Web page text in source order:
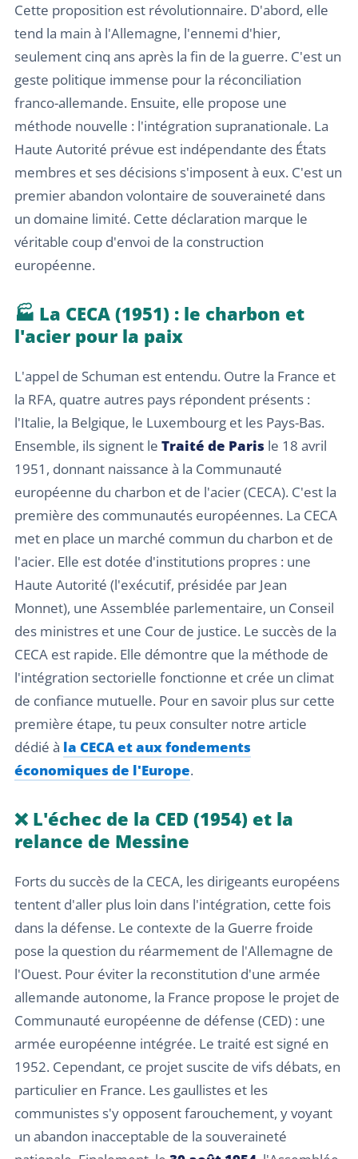
Cette proposition est révolutionnaire. D'abord, elle
tend la main à l'Allemagne, l'ennemi d'hier,
seulement cinq ans après la fin de la guerre. C'est un
geste politique immense pour la réconciliation
franco-allemande. Ensuite, elle propose une
méthode nouvelle : l'intégration supranationale. La
Haute Autorité prévue est indépendante des États
membres et ses décisions s'imposent à eux. C'est un
premier abandon volontaire de souveraineté dans
un domaine limité. Cette déclaration marque le
véritable coup d'envoi de la construction
européenne.
🏭 La CECA (1951) : le charbon et
l'acier pour la paix
L'appel de Schuman est entendu. Outre la France et
la RFA, quatre autres pays répondent présents :
l'Italie, la Belgique, le Luxembourg et les Pays-Bas.
Ensemble, ils signent le Traité de Paris le 18 avril
1951, donnant naissance à la Communauté
européenne du charbon et de l'acier (CECA). C'est la
première des communautés européennes. La CECA
met en place un marché commun du charbon et de
l'acier. Elle est dotée d'institutions propres : une
Haute Autorité (l'exécutif, présidée par Jean
Monnet), une Assemblée parlementaire, un Conseil
des ministres et une Cour de justice. Le succès de la
CECA est rapide. Elle démontre que la méthode de
l'intégration sectorielle fonctionne et crée un climat
de confiance mutuelle. Pour en savoir plus sur cette
première étape, tu peux consulter notre article
dédié à la CECA et aux fondements
économiques de l'Europe.
❌ L'échec de la CED (1954) et la
relance de Messine
Forts du succès de la CECA, les dirigeants européens
tentent d'aller plus loin dans l'intégration, cette fois
dans la défense. Le contexte de la Guerre froide
pose la question du réarmement de l'Allemagne de
l'Ouest. Pour éviter la reconstitution d'une armée
allemande autonome, la France propose le projet de
Communauté européenne de défense (CED) : une
armée européenne intégrée. Le traité est signé en
1952. Cependant, ce projet suscite de vifs débats, en
particulier en France. Les gaullistes et les
communistes s'y opposent farouchement, y voyant
un abandon inacceptable de la souveraineté